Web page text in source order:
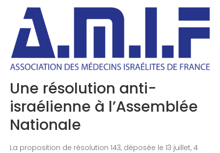
Congrès 2018
Congrès 2020
Une résolution anti-
israélienne à l’Assemblée
Nationale
La proposition de résolution 143, déposée le 13 juillet, 4